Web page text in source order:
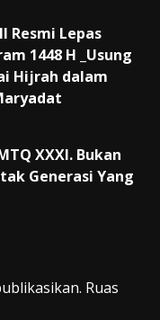
Resmi Lepas
1448 H _Usung
Hijrah dalam
XXXI. Bukan
Generasi Yang
Ruas